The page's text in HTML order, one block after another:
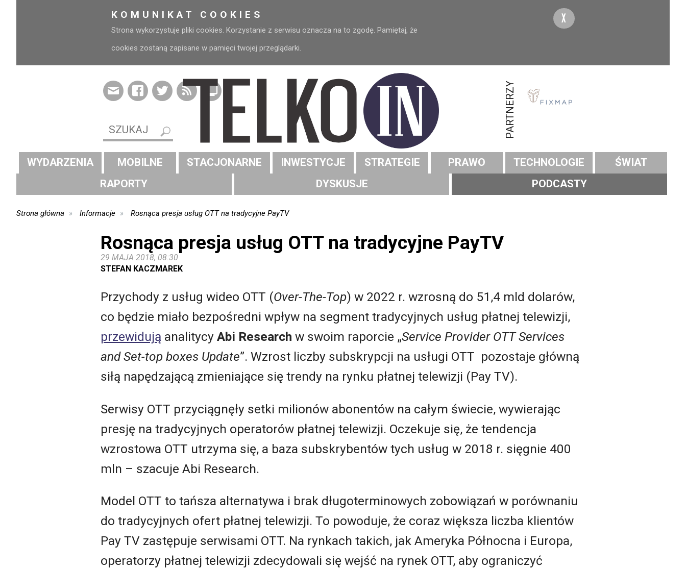
KOMUNIKAT COOKIES
Strona wykorzystuje pliki cookies. Korzystanie z serwisu oznacza na to zgodę. Pamiętaj, że
cookies zostaną zapisane w pamięci twojej przeglądarki.
X
PARTNERZY
WYDARZENIA MOBILNE STACJONARNE INWESTYCJE STRATEGIE PRAWO TECHNOLOGIE
ŚWIAT
RAPORTY
DYSKUSJE PODCASTY
Strona główna Informacje Rosnąca presja usług OTT na tradycyjne PayTV
Rosnąca presja usług OTT na tradycyjne PayTV
29 MAJA 2018, 08:30
STEFAN KACZMAREK
Przychody z usług wideo OTT (Over-The-Top) w 2022 r. wzrosną do 51,4 mld dolarów,
co będzie miało bezpośredni wpływ na segment tradycyjnych usług płatnej telewizji,
przewidują analitycy Abi Research w swoim raporcie „Service Provider OTT Services
and Set-top boxes Update”. Wzrost liczby subskrypcji na usługi OTT pozostaje główną
siłą napędzającą zmieniające się trendy na rynku płatnej telewizji (Pay TV).
Serwisy OTT przyciągnęły setki milionów abonentów na całym świecie, wywierając
presję na tradycyjnych operatorów płatnej telewizji. Oczekuje się, że tendencja
wzrostowa OTT utrzyma się, a baza subskrybentów tych usług w 2018 r. sięgnie 400
mln – szacuje Abi Research.
Model OTT to tańsza alternatywa i brak długoterminowych zobowiązań w porównaniu
do tradycyjnych ofert płatnej telewizji. To powoduje, że coraz większa liczba klientów
Pay TV zastępuje serwisami OTT. Na rynkach takich, jak Ameryka Północna i Europa,
operatorzy płatnej telewizji zdecydowali się wejść na rynek OTT, aby ograniczyć